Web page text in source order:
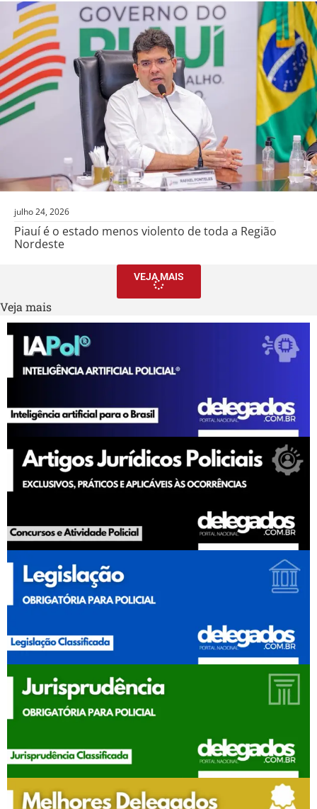
julho 24, 2026
Piauí é o estado menos violento de toda a Região
Nordeste
VEJA MAIS
Veja mais